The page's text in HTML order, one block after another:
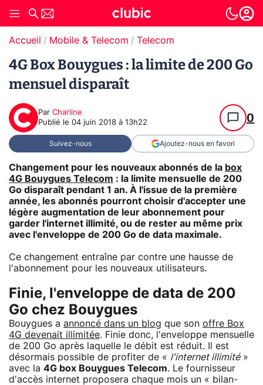
Accueil Mobile & Telecom Telecom
4G Box Bouygues : la limite de 200 Go
mensuel disparaît
Par Charline
Publié le 04 juin 2018 à 13h22 0
Suivez-nous Ajoutez-nous en favori
Changement pour les nouveaux abonnés de la box
4G Bouygues Telecom : la limite mensuelle de 200
Go disparaît pendant 1 an. À l'issue de la première
année, les abonnés pourront choisir d'accepter une
légère augmentation de leur abonnement pour
garder l'internet illimité, ou de rester au même prix
avec l'enveloppe de 200 Go de data maximale.
Ce changement entraîne par contre une hausse de
l'abonnement pour les nouveaux utilisateurs.
Finie, l'enveloppe de data de 200
Go chez Bouygues
Bouygues a annoncé dans un blog que son offre Box
4G devenait illimitée. Finie donc, l'enveloppe mensuelle
de 200 Go après laquelle le débit est réduit. Il est
désormais possible de profiter de « l'internet illimité»
avec la 4G box Bouygues Telecom. Le fournisseur
d'accès internet proposera chaque mois un « bilan-